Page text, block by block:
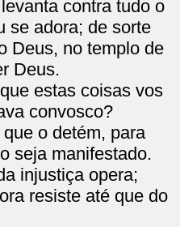
contra tudo o
se adora; de sorte
Deus, no templo de
Deus.
estas coisas vos
convosco?
o detém, para
seja manifestado.
injustiça opera;
resiste até que do